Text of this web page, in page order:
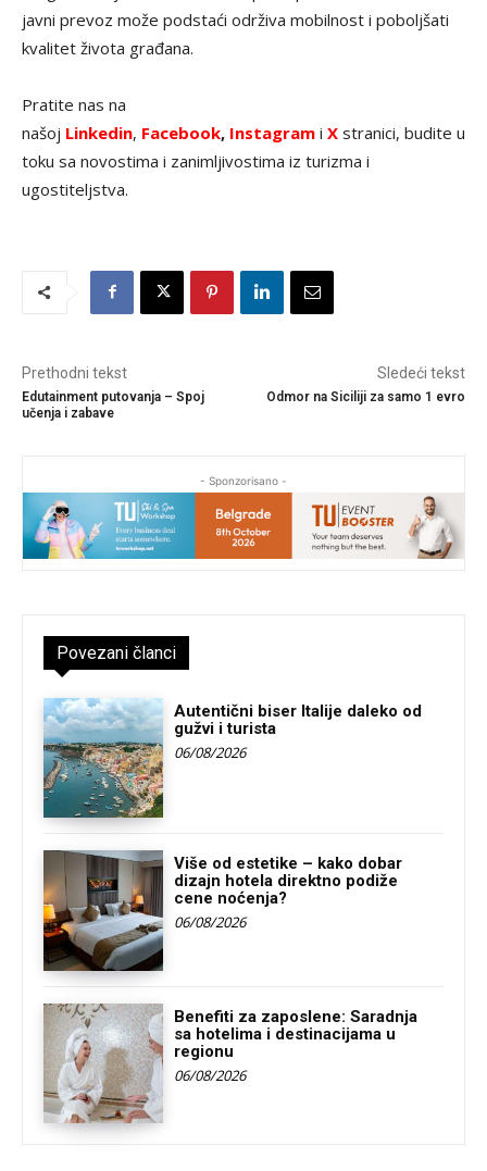
javni prevoz može podstaći održiva mobilnost i poboljšati
kvalitet života građana.
Pratite nas na
našoj Linkedin, Facebook, Instagram i X stranici, budite u
toku sa novostima i zanimljivostima iz turizma i
ugostiteljstva.
Prethodni tekst
Edutainment putovanja – Spoj
učenja i zabave
Sledeći tekst
Odmor na Siciliji za samo 1 evro
- Sponzorisano -
Povezani članci
Autentični biser Italije daleko od
gužvi i turista
06/08/2026
Više od estetike – kako dobar
dizajn hotela direktno podiže
cene noćenja?
06/08/2026
Benefiti za zaposlene: Saradnja
sa hotelima i destinacijama u
regionu
06/08/2026